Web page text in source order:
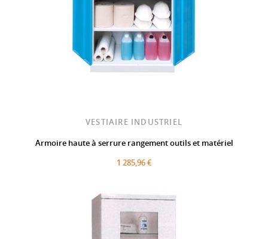
VESTIAIRE INDUSTRIEL
Armoire haute à serrure rangement outils et matériel
1 285,96 €